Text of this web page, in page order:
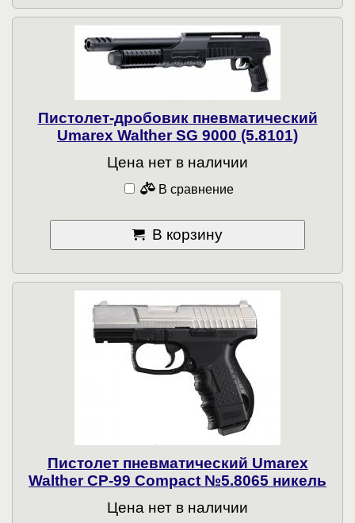
Пистолет-дробовик пневматический
Umarex Walther SG 9000 (5.8101)
Цена нет в наличии
В сравнение
В корзину
Пистолет пневматический Umarex
Walther CP-99 Compact №5.8065 никель
Цена нет в наличии